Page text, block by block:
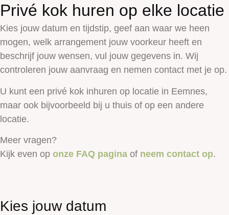
Privé kok huren op elke locatie
Kies jouw datum en tijdstip, geef aan waar we heen
mogen, welk arrangement jouw voorkeur heeft en
beschrijf jouw wensen, vul jouw gegevens in. Wij
controleren jouw aanvraag en nemen contact met je op.
U kunt een privé kok inhuren op locatie in Eemnes,
maar ook bijvoorbeeld bij u thuis of op een andere
locatie.
Meer vragen?
Kijk even op onze FAQ pagina of neem contact op.
Kies jouw datum